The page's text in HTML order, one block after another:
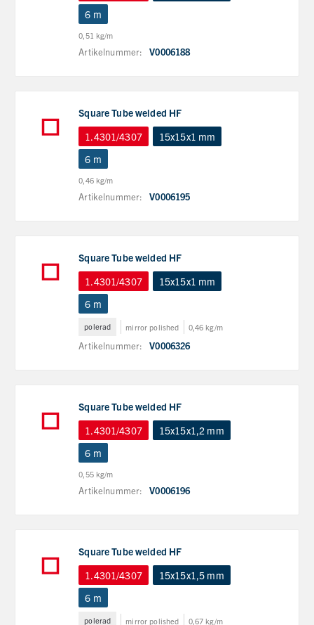
6 m
0,51 kg/m
Artikelnummer: V0006188
Square Tube welded HF
1.4301/4307
15x15x1 mm
6 m
0,46 kg/m
Artikelnummer: V0006195
Square Tube welded HF
1.4301/4307
15x15x1 mm
6 m
polerad mirror polished 0,46 kg/m
Artikelnummer: V0006326
Square Tube welded HF
1.4301/4307
15x15x1,2 mm
6 m
0,55 kg/m
Artikelnummer: V0006196
Square Tube welded HF
1.4301/4307
15x15x1,5 mm
6 m
polerad mirror polished 0,67 kg/m